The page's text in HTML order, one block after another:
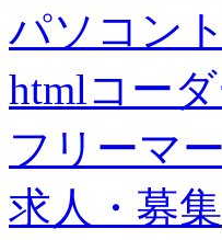
パソコン
htmlコー
フリーマ
求人・募集